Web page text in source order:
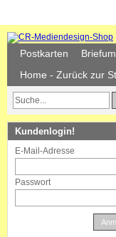
Postkarten
Home - Zurück zur
Kundenlogin!
E-Mail-Adresse
Passwort